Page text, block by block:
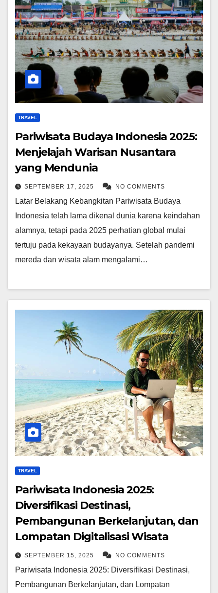
TRAVEL
Pariwisata Budaya Indonesia 2025:
Menjelajah Warisan Nusantara
yang Mendunia
SEPTEMBER 17, 2025 NO COMMENTS
Latar Belakang Kebangkitan Pariwisata Budaya
Indonesia telah lama dikenal dunia karena keindahan
alamnya, tetapi pada 2025 perhatian global mulai
tertuju pada kekayaan budayanya. Setelah pandemi
mereda dan wisata alam mengalami…
TRAVEL
Pariwisata Indonesia 2025:
Diversifikasi Destinasi,
Pembangunan Berkelanjutan, dan
Lompatan Digitalisasi Wisata
SEPTEMBER 15, 2025 NO COMMENTS
Pariwisata Indonesia 2025: Diversifikasi Destinasi,
Pembangunan Berkelanjutan, dan Lompatan